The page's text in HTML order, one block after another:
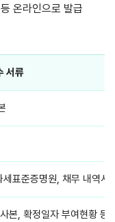
온라인으로 발급
서류
표준증명원, 채무 내역서
본, 확정일자 부여현황 등